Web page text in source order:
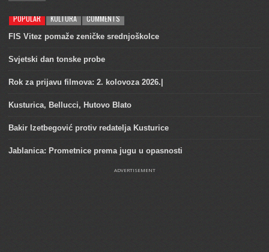
POPULAR KULTURA COMMENTS
FIS Vitez pomaže zeničke srednjoškolce
Svjetski dan tonske probe
Rok za prijavu filmova: 2. kolovoza 2026.|
Kusturica, Bellucci, Hutovo Blato
Bakir Izetbegović protiv redatelja Kusturice
Jablanica: Prometnice prema jugu u opasnosti
ADVERTISEMENT